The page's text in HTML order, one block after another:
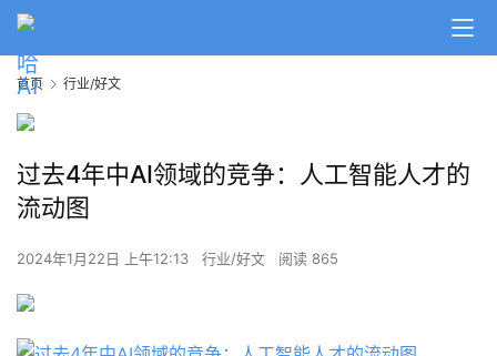
A
I
日
源
目
首页 行业/好文
过去4年中AI领域的竞争：人工智能人才的
流动图
2024年1月22日 上午12:13 行业/好文 阅读 865